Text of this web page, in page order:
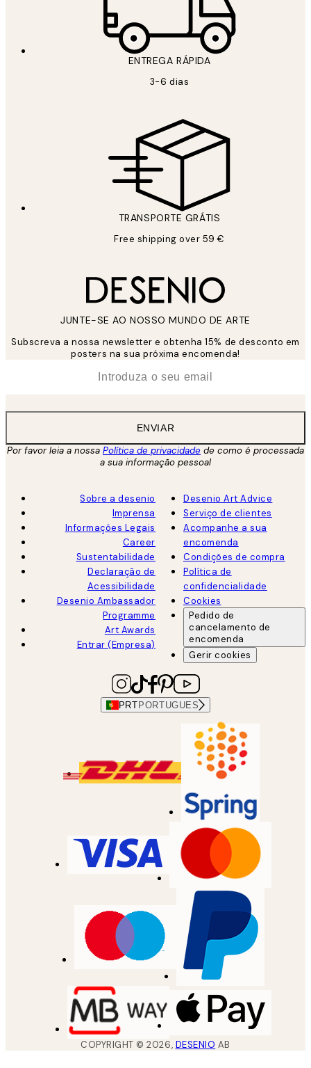
ENTREGA RÁPIDA
3-6 dias
TRANSPORTE GRÁTIS
Free shipping over 59 €
JUNTE-SE AO NOSSO MUNDO DE ARTE
Subscreva a nossa newsletter e obtenha 15% de desconto em
posters na sua próxima encomenda!
ENVIAR
Por favor leia a nossa Política de privacidade de como é processada
a sua informação pessoal
Sobre a desenio
Imprensa
Informações Legais
Career
Sustentabilidade
Declaração de
Acessibilidade
Desenio Ambassador
Programme
Art Awards
Entrar (Empresa)
Desenio Art Advice
Serviço de clientes
Acompanhe a sua
encomenda
Condições de compra
Política de
confidencialidade
Cookies
Pedido de
cancelamento de
encomenda
Gerir cookies
PRT PORTUGUES
COPYRIGHT ©2026, DESENIO AB